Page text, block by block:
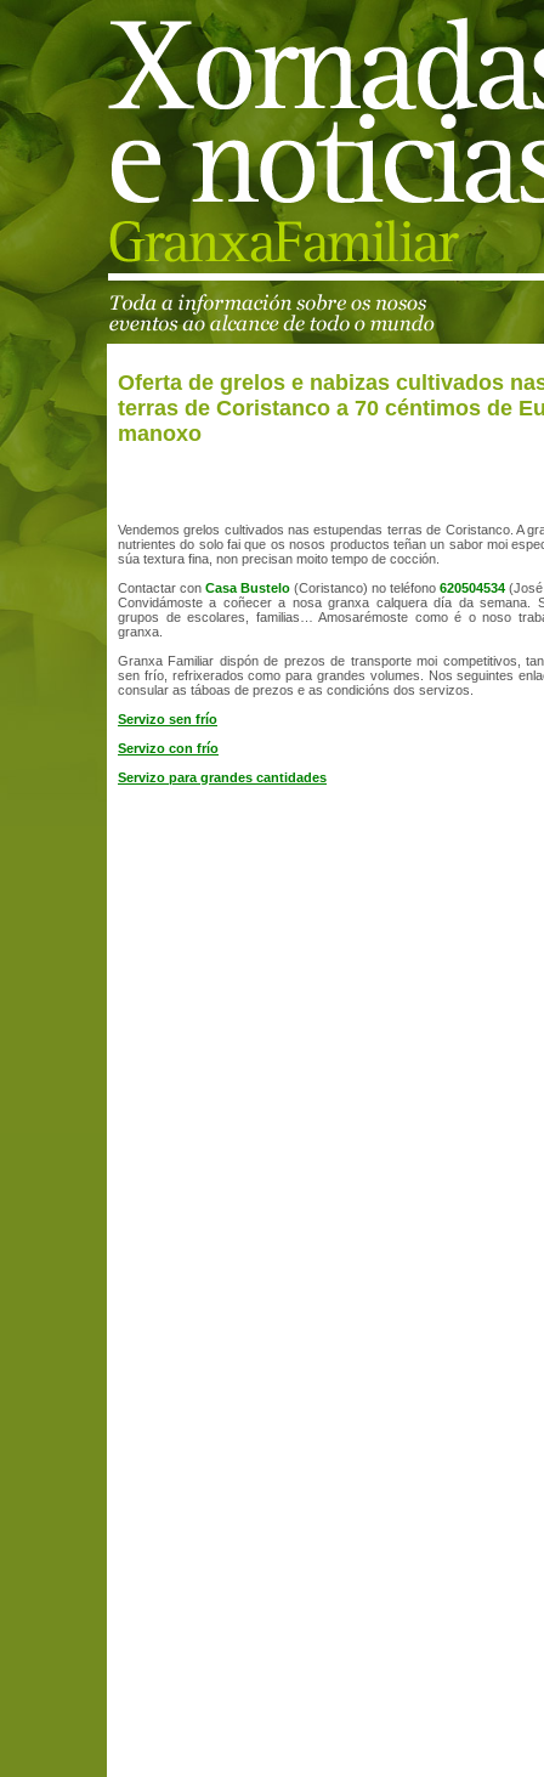
Oferta de grelos e nabizas cultivados
terras de Coristanco a 70 céntimos de
manoxo
Vendemos grelos cultivados nas estupendas terras de Coristanco. A
nutrientes do solo fai que os nosos productos teñan un sabor moi
súa textura fina, non precisan moito tempo de cocción.
Contactar con Casa Bustelo (Coristanco) no teléfono 620504534 (José
Convidámoste a coñecer a nosa granxa calquera día da semana.
grupos de escolares, familias… Amosarémoste como é o noso
granxa.
Granxa Familiar dispón de prezos de transporte moi competitivos,
sen frío, refrixerados como para grandes volumes. Nos seguintes
consular as táboas de prezos e as condicións dos servizos.
Servizo sen frío
Servizo con frío
Servizo para grandes cantidades